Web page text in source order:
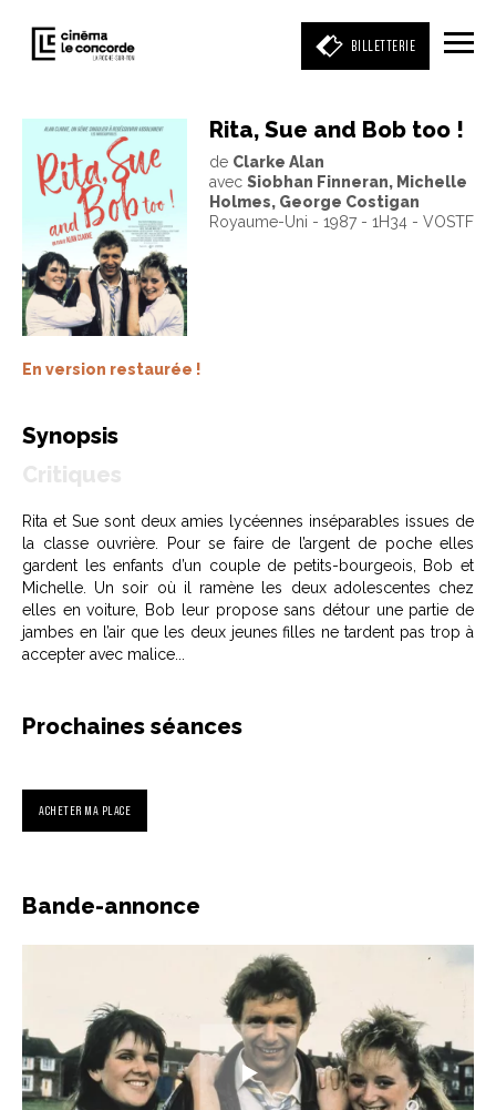
BILLETTERIE
Entrez votre mot clé
(film, réalisateur, acteur, événement)
Rita, Sue and Bob too !
de Clarke Alan
avec Siobhan Finneran, Michelle
Holmes, George Costigan
Royaume-Uni - 1987 - 1H34 - VOSTF
En version restaurée !
Synopsis
Rita et Sue sont deux amies lycéennes inséparables issues de
la classe ouvrière. Pour se faire de l’argent de poche elles
gardent les enfants d’un couple de petits-bourgeois, Bob et
Michelle. Un soir où il ramène les deux adolescentes chez
elles en voiture, Bob leur propose sans détour une partie de
jambes en l’air que les deux jeunes filles ne tardent pas trop à
accepter avec malice...
Prochaines séances
ACHETER MA PLACE
Bande-annonce